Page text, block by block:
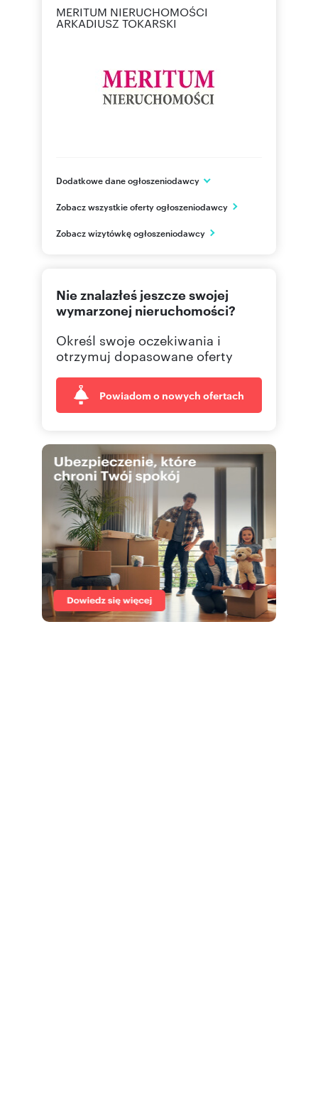
MERITUM NIERUCHOMOŚCI
ARKADIUSZ TOKARSKI
Dodatkowe dane ogłoszeniodawcy
Gdańsk
PL
Zobacz wszystkie oferty ogłoszeniodawcy
Zobacz wizytówkę ogłoszeniodawcy
Nie znalazłeś jeszcze swojej
wymarzonej nieruchomości?
Określ swoje oczekiwania i
otrzymuj dopasowane oferty
Powiadom o nowych ofertach